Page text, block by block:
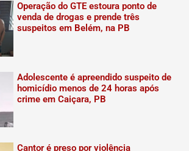
Operação do GTE estoura ponto de
venda de drogas e prende três
suspeitos em Belém, na PB
Adolescente é apreendido suspeito de
homicídio menos de 24 horas após
crime em Caiçara, PB
Cantor é preso por violência